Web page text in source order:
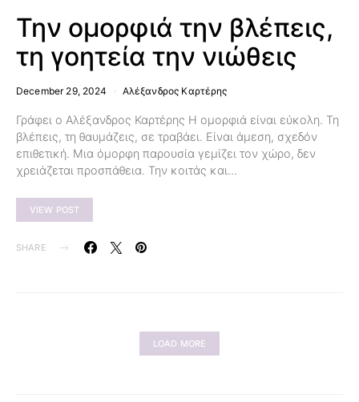
Την ομορφιά την βλέπεις,
τη γοητεία την νιώθεις
December 29, 2024 Αλέξανδρος Καρτέρης
Γράφει ο Αλέξανδρος Καρτέρης Η ομορφιά είναι εύκολη. Τη
βλέπεις, τη θαυμάζεις, σε τραβάει. Είναι άμεση, σχεδόν
επιθετική. Μια όμορφη παρουσία γεμίζει τον χώρο, δεν
χρειάζεται προσπάθεια. Την κοιτάς και…
VIEW POST
SHARE
LOAD MORE